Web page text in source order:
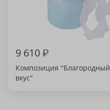
9 610₽
Композиция "Благородный
вкус"